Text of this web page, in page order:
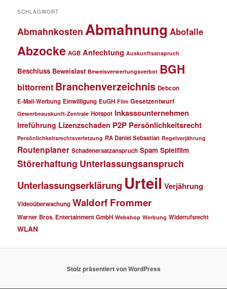
SCHLAGWORT
Abmahnkosten Abmahnung Abofalle
Abzocke AGB Anfechtung Auskunftsanspruch
Beschluss Beweislast Beweisverwertungsverbot BGH
bittorrent Branchenverzeichnis Debcon
E-Mail-Werbung Einwilligung EuGH Film Gesetzentwurf
Gewerbeauskunft-Zentrale Hotspot Inkassounternehmen
Irreführung Lizenzschaden P2P Persönlichkeitsrecht
Persönlichkeitsrechtsverletzung RA Daniel Sebastian Regelverjährung
Routenplaner Schadenersatzanspruch Spam Spielfilm
Störerhaftung Unterlassungsanspruch
Unterlassungserklärung Urteil Verjährung
Videoüberwachung Waldorf Frommer
Warner Bros. Entertainment GmbH Webshop Werbung Widerrufsrecht
WLAN
Stolz präsentiert von WordPress